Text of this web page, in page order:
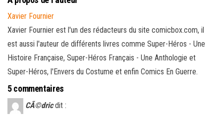
Xavier Fournier
Xavier Fournier est l'un des rédacteurs du site comicbox.com, il
est aussi l'auteur de différents livres comme Super-Héros - Une
Histoire Française, Super-Héros Français - Une Anthologie et
Super-Héros, l'Envers du Costume et enfin Comics En Guerre.
5 commentaires
CÃ©dric dit :